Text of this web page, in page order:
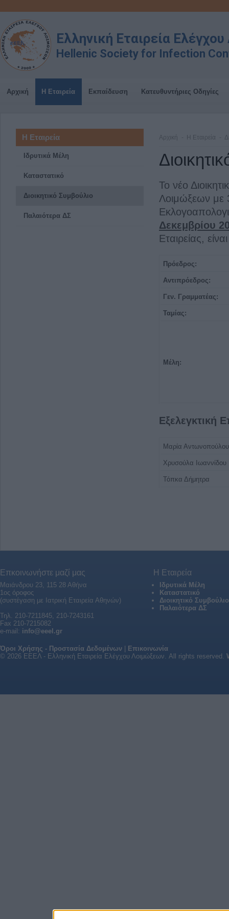
Ελληνική Εταιρεία
Hellenic Society for Infection
Αρχική Η Εταιρεία Εκπαίδευση Κατευθυντήριες Οδηγίες
Η Εταιρεία
Ιδρυτικά Μέλη
Καταστατικό
Διοικητικό Συμβούλιο
Παλαιότερα ΔΣ
Αρχική Η Εταιρεία
Το νέο
Λοιμώξεων με
Δεκεμβρίου
Εταιρείας,
Πρόεδρος:
Αντιπρόεδρος:
Γεν. Γραμματέας:
Ταμίας:
Μέλη:
Εξελεγκτική
Μαρία Αντωνοπούλου
Χρυσούλα Ιωαννίδου
Τόπκα Δήμητρα
Επκοινωνήστε μαζί μας
Μαιάνδρου 23, 115 28 Αθήνα
1ος όροφος
(συστέγαση με Ιατρική Εταιρεία Αθηνών)
Τηλ. 210-7211845, 210-7243161
Fax 210-7215082
e-mail: info@eeel.gr
Η Εταιρεία
Ιδρυτικά Μέλη
Καταστατικό
Διοικητικό Συμβούλιο
Παλαιότερα ΔΣ
Όροι Χρήσης - Προστασία Δεδομένων
Επικοινωνία
© 2026 ΕΕΕΛ - Ελληνική Εταιρεία Ελέγχου Λοιμώξεων. All rights reserved.